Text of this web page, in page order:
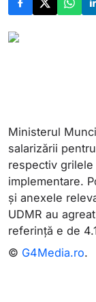
Ministerul
salarizării
respectiv
implementare.
și anexele
UDMR au
referință e de
© G4Media.ro.